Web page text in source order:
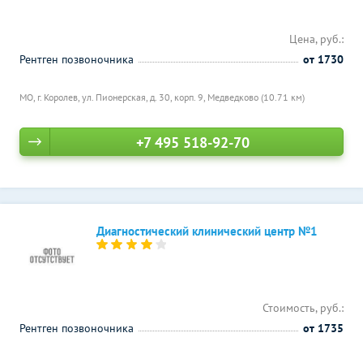
МО, г. Королев, ул. Пионерская, д. 30, корп. 9, Медведково (10.71 км)
Цена, руб.:
Рентген позвоночника
от 1730
+7 495 518-92-70
Диагностический клинический центр №1
Стоимость, руб.:
Рентген позвоночника
от 1735